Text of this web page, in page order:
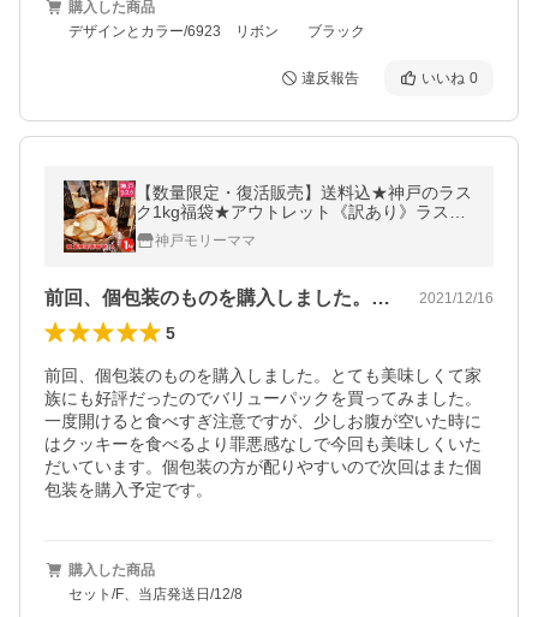
購入した商品
デザインとカラー/6923 リボン ブラック
違反報告 いいね 0
【数量限定・復活販売】送料込★神戸のラス
ク1kg福袋★アウトレット《訳あり》ラスク
バリューパック福袋（ご自宅用簡易包装）
神戸モリーママ
前回、個包装のものを購入しました。とて… 2021/12/16
5
前回、個包装のものを購入しました。とても美味しくて家
族にも好評だったのでバリューパックを買ってみました。
一度開けると食べすぎ注意ですが、少しお腹が空いた時に
はクッキーを食べるより罪悪感なしで今回も美味しくいた
だいています。個包装の方が配りやすいので次回はまた個
包装を購入予定です。
購入した商品
セット/F、当店発送日/12/8